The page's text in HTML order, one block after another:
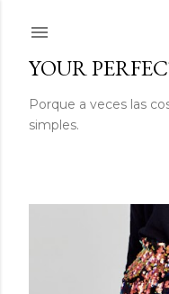
YOUR
Porque a veces las
simples.